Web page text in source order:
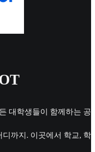
대학생들이 함께하는 공
까지. 이곳에서 학교, 학